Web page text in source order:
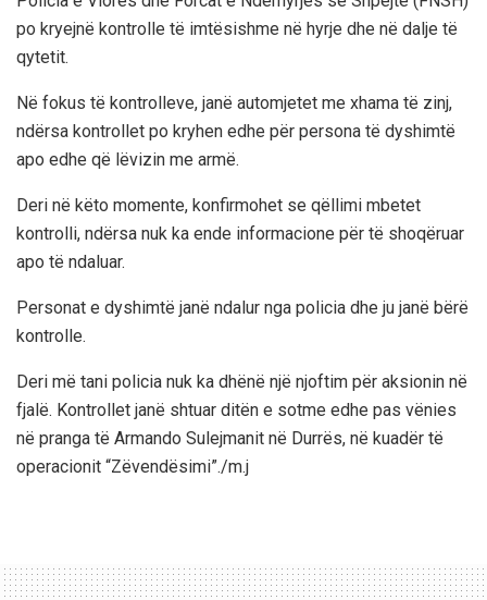
po kryejnë kontrolle të imtësishme në hyrje dhe në dalje të
qytetit.
Në fokus të kontrolleve, janë automjetet me xhama të zinj,
ndërsa kontrollet po kryhen edhe për persona të dyshimtë
apo edhe që lëvizin me armë.
Deri në këto momente, konfirmohet se qëllimi mbetet
kontrolli, ndërsa nuk ka ende informacione për të shoqëruar
apo të ndaluar.
Personat e dyshimtë janë ndalur nga policia dhe ju janë bërë
kontrolle.
Deri më tani policia nuk ka dhënë një njoftim për aksionin në
fjalë. Kontrollet janë shtuar ditën e sotme edhe pas vënies
në pranga të Armando Sulejmanit në Durrës, në kuadër të
operacionit “Zëvendësimi”./m.j